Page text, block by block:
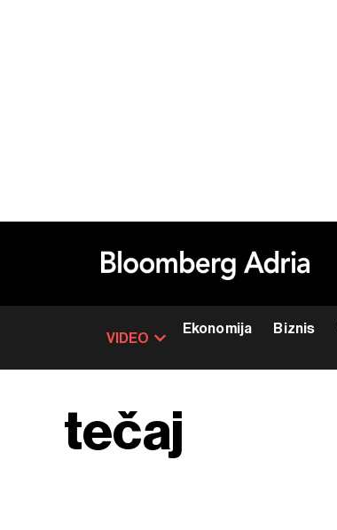
VIDEO
Ekonomija Biznis
tečaj